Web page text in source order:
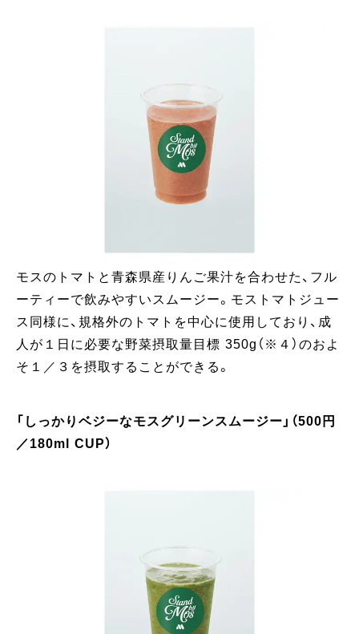
モスのトマトと青森県産りんご果汁を合わせた、フル
ーティーで飲みやすいスムージー。モストマトジュー
ス同様に、規格外のトマトを中心に使用しており、成
人が１日に必要な野菜摂取量目標 350g（※４）のおよ
そ１／３を摂取することができる。
「しっかりベジーなモスグリーンスムージー」（500円
／180ml CUP）